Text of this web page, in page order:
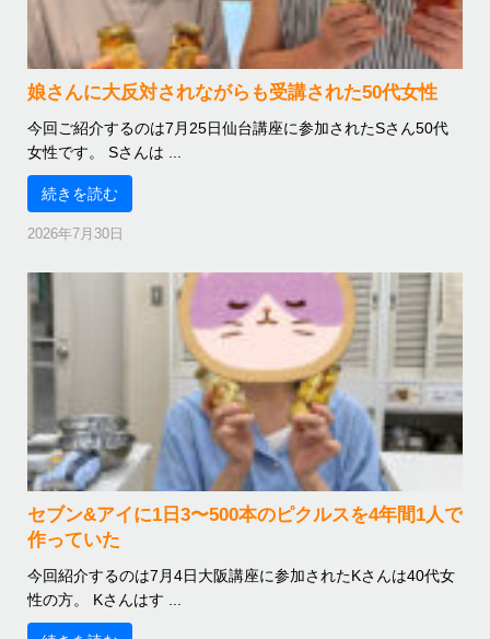
娘さんに大反対されながらも受講された50代女性
今回ご紹介するのは7月25日仙台講座に参加されたSさん50代
女性です。 Sさんは ...
続きを読む
2026年7月30日
セブン&アイに1日3〜500本のピクルスを4年間1人で
作っていた
今回紹介するのは7月4日大阪講座に参加されたKさんは40代女
性の方。 Kさんはす ...